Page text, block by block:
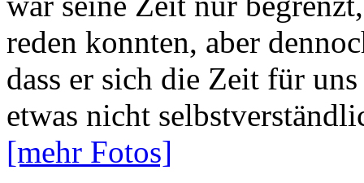
reden konnten, aber
dass er sich die Zeit für
etwas nicht
[mehr Fotos]